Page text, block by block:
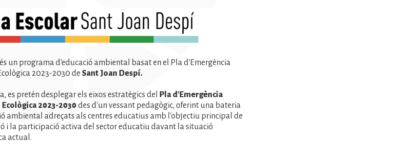
és un programa d'educació ambiental basat en el Pla d'Emergència
2023-2030 de Sant Joan Despí.
es pretén desplegar els eixos estratègics del
Pla d'Emergència
2023-2030 des d'un vessant pedagògic, oferint una bateria
ambiental adreçats als centres educatius amb l'objectiu principal de
i la participació activa del sector educatiu davant la situació
actual.